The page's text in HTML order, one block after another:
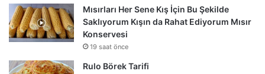
Mısırları Her Sene Kış İçin Bu Şekilde
Saklıyorum Kışın da Rahat Ediyorum Mısır
Konservesi
19 saat önce
Rulo Börek Tarifi